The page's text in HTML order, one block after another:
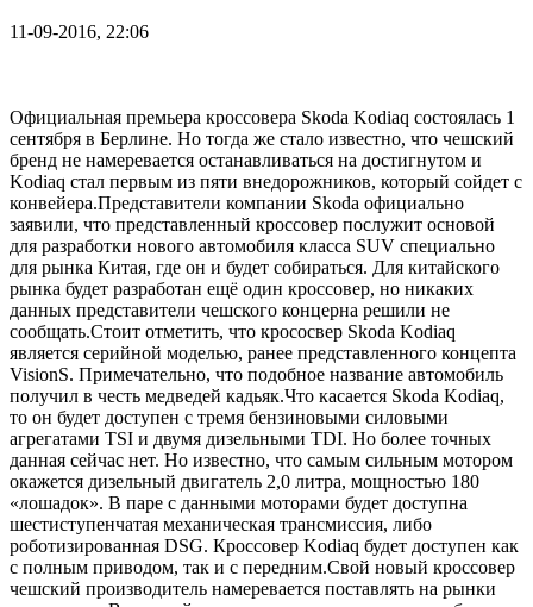
11-09-2016, 22:06
Официальная премьера кроссовера Skoda Kodiaq состоялась 1
сентября в Берлине. Но тогда же стало известно, что чешский
бренд не намеревается останавливаться на достигнутом и
Kodiaq стал первым из пяти внедорожников, который сойдет с
конвейера.Представители компании Skoda официально
заявили, что представленный кроссовер послужит основой
для разработки нового автомобиля класса SUV специально
для рынка Китая, где он и будет собираться. Для китайского
рынка будет разработан ещё один кроссовер, но никаких
данных представители чешского концерна решили не
сообщать.Стоит отметить, что крососвер Skoda Kodiaq
является серийной моделью, ранее представленного концепта
VisionS. Примечательно, что подобное название автомобиль
получил в честь медведей кадьяк.Что касается Skoda Kodiaq,
то он будет доступен с тремя бензиновыми силовыми
агрегатами TSI и двумя дизельными TDI. Но более точных
данная сейчас нет. Но известно, что самым сильным мотором
окажется дизельный двигатель 2,0 литра, мощностью 180
«лошадок». В паре с данными моторами будет доступна
шестиступенчатая механическая трансмиссия, либо
роботизированная DSG. Кроссовер Kodiaq будет доступен как
с полным приводом, так и с передним.Свой новый кроссовер
чешский производитель намеревается поставлять на рынки